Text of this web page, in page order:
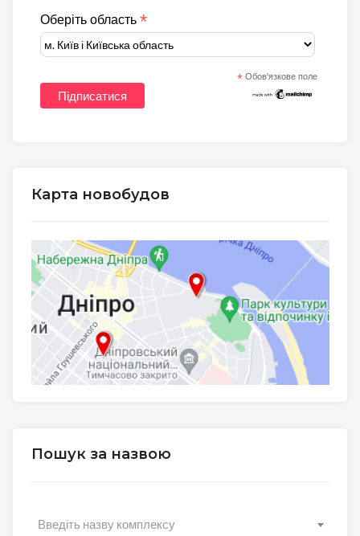
Оберіть область *
* Обов'язкове поле
Карта новобудов
Пошук за назвою
Введіть назву комплексу